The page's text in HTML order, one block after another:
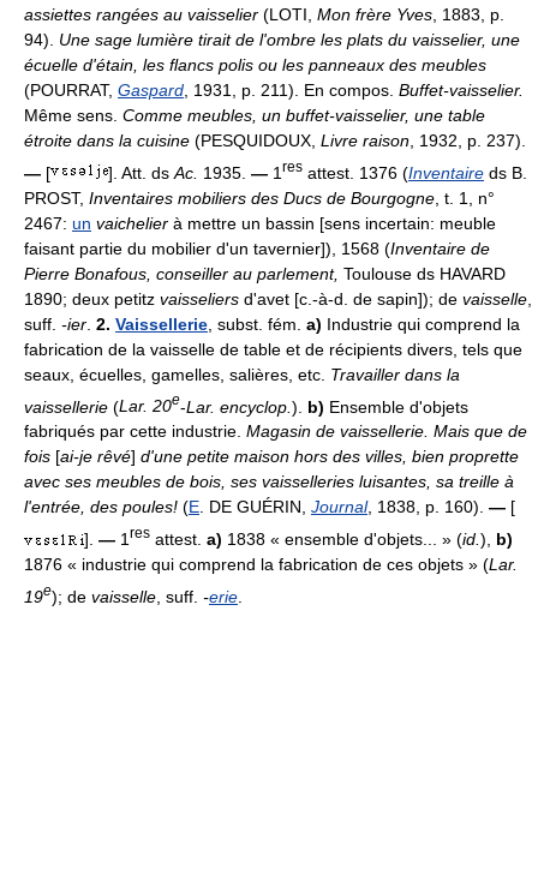
assiettes rangées au vaisselier (LOTI, Mon frère Yves , 1883, p.
94). Une sage lumière tirait de l'ombre les plats du vaisselier, une
écuelle d'étain, les flancs polis ou les panneaux des meubles
(POURRAT, Gaspard , 1931, p. 211). En compos. Buffet-vaisselier.
Même sens. Comme meubles, un buffet-vaisselier, une table
étroite dans la cuisine (PESQUIDOUX, Livre raison , 1932, p. 237).
— [ ]. Att. ds Ac. 1935. — 1 res attest. 1376 (Inventaire ds B.
PROST, Inventaires mobiliers des Ducs de Bourgogne , t. 1, n°
2467: un vaichelier à mettre un bassin [sens incertain: meuble
faisant partie du mobilier d'un tavernier]), 1568 (Inventaire de
Pierre Bonafous, conseiller au parlement, Toulouse ds HAVARD
1890; deux petitz vaisseliers d'avet [c.-à-d. de sapin]); de vaisselle
suff. -ier 2. Vaissellerie , subst. fém. a) Industrie qui comprend la
fabrication de la vaisselle de table et de récipients divers, tels que
seaux, écuelles, gamelles, salières, etc. Travailler dans la
vaissellerie (Lar. 20e-Lar. encyclop. ). b) Ensemble d'objets
fabriqués par cette industrie. Magasin de vaissellerie. Mais que de
fois [ai-je rêvé] d'une petite maison hors des villes, bien proprette
avec ses meubles de bois, ses vaisselleries luisantes, sa treille à
l'entrée, des poules! (E . DE GUÉRIN, Journal, 1838, p. 160). — [
]. — 1 res attest. a) 1838 « ensemble d'objets... » (id. ), b)
1876 « industrie qui comprend la fabrication de ces objets » (Lar.
19e); de vaisselle , suff. -erie